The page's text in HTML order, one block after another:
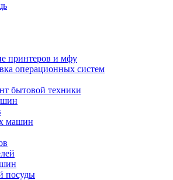
принтеров и мфу
операционных систем
бытовой техники
машин
посуды